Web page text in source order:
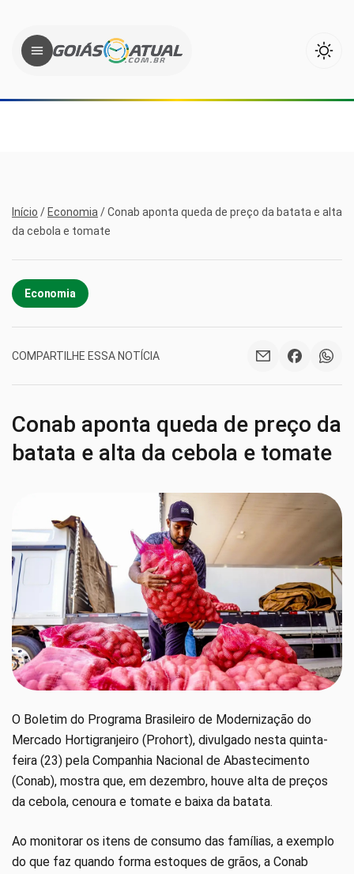
Início / Economia /Conab aponta queda de preço da batata e alta
da cebola e tomate
Economia
COMPARTILHE ESSA NOTÍCIA
Conab aponta queda de preço da
batata e alta da cebola e tomate
O Boletim do Programa Brasileiro de Modernização do
Mercado Hortigranjeiro (Prohort), divulgado nesta quinta-
feira (23) pela Companhia Nacional de Abastecimento
(Conab), mostra que, em dezembro, houve alta de preços
da cebola, cenoura e tomate e baixa da batata.
Ao monitorar os itens de consumo das famílias, a exemplo
do que faz quando forma estoques de grãos, a Conab